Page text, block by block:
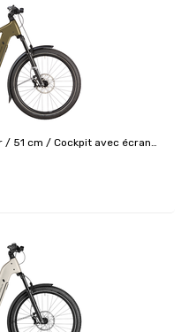
/ 51 cm / Cockpit avec écran
de configuration